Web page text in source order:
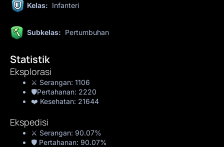
Kelas: Infanteri
Subkelas: Pertumbuhan
Statistik
Eksplorasi
⚔️ Serangan: 1106
🛡️Pertahanan: 2220
❤️ Kesehatan: 21644
Ekspedisi
⚔️ Serangan: 90.07%
🛡️ Pertahanan: 90.07%